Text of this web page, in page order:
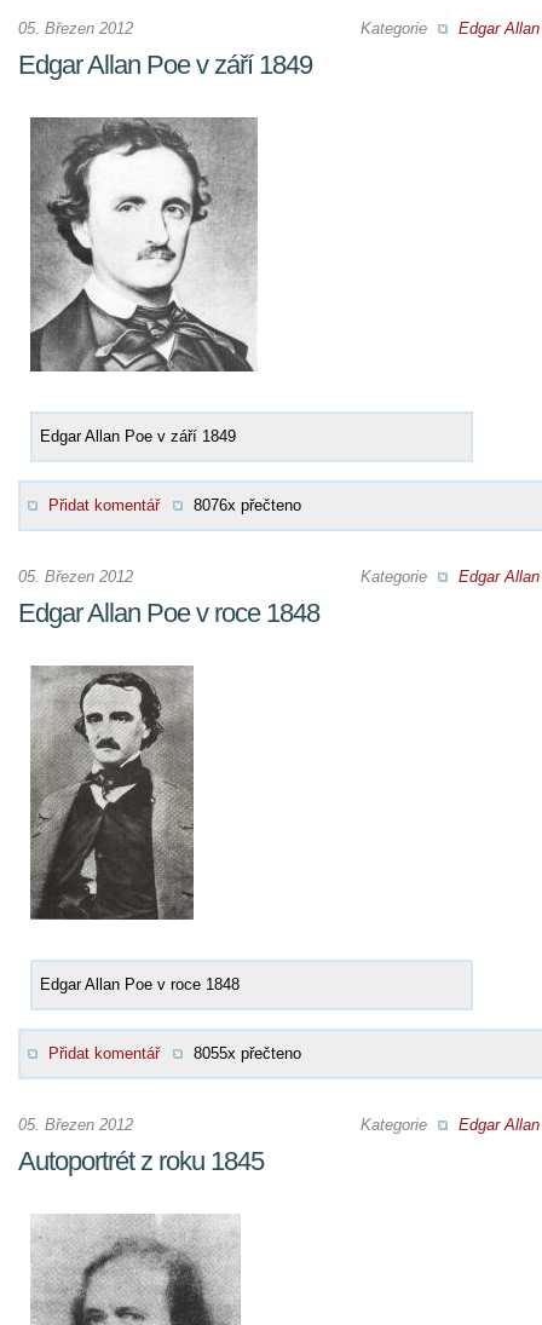
Kategorie Edgar
05. Březen 2012
Edgar Allan Poe v září 1849
Edgar Allan Poe v září 1849
Přidat komentář 8076x přečteno
Kategorie Edgar
05. Březen 2012
Edgar Allan Poe v roce 1848
Edgar Allan Poe v roce 1848
Přidat komentář 8055x přečteno
Kategorie Edgar
05. Březen 2012
Autoportrét z roku 1845